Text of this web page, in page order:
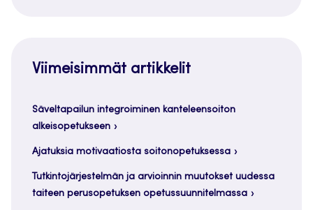
Viimeisimmät artikkelit
Säveltapailun integroiminen kanteleensoiton
alkeisopetukseen
Ajatuksia motivaatiosta soitonopetuksessa
Tutkintojärjestelmän ja arvioinnin muutokset uudessa
taiteen perusopetuksen opetussuunnitelmassa